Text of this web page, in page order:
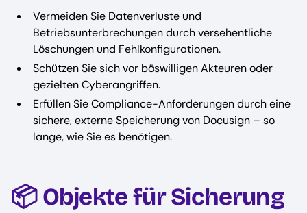
Vermeiden Sie Datenverluste und
Betriebsunterbrechungen durch versehentliche
Löschungen und Fehlkonfigurationen.
Schützen Sie sich vor böswilligen Akteuren oder
gezielten Cyberangriffen.
Erfüllen Sie Compliance-Anforderungen durch eine
sichere, externe Speicherung von Docusign – so
lange, wie Sie es benötigen.
📦 Objekte für Sicherung